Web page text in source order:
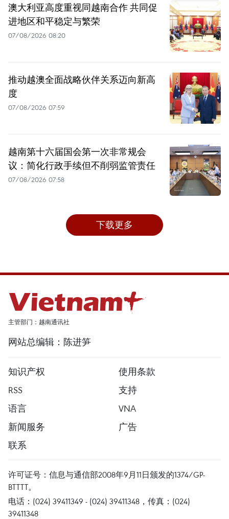
澳大利亚高度重视同越南合作 共同促
进地区和平稳定与繁荣
07/08/2026 08:20
推动越澳全面战略伙伴关系迈向新高
度
07/08/2026 07:59
越南第十六届国会第一次非常规会
议：简化行政手续但不削弱监管责任
07/08/2026 07:58
下载更多
主管部门：越南通讯社
网站总编辑：陈进笋
知识产权
使用条款
RSS
支持
语言
VNA
新闻服务
广告
联系
许可证号：信息与通信部2008年9月11日颁发的1374/GP-
BTTTT。
电话：(024) 39411349 - (024) 39411348，传真：(024)
39411348